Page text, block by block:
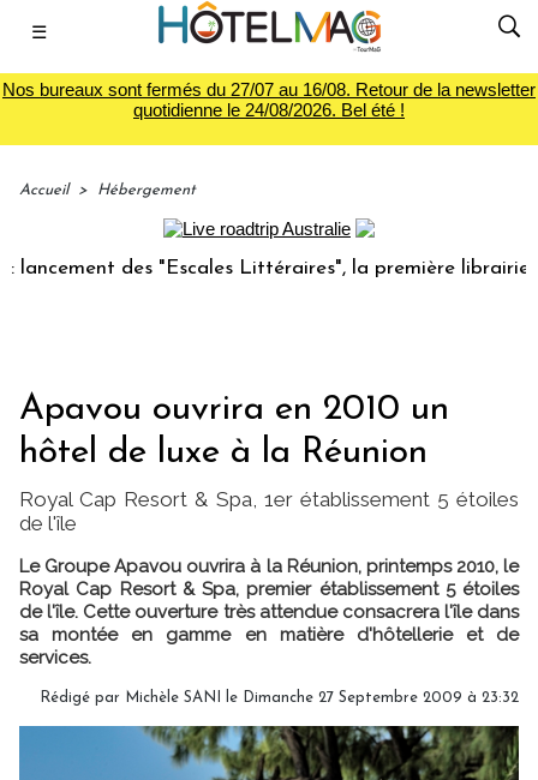
☰
Nos bureaux sont fermés du 27/07 au 16/08. Retour de la newsletter
quotidienne le 24/08/2026. Bel été !
Accueil > Hébergement
des "Escales Littéraires", la première librairie du
Apavou ouvrira en 2010 un
hôtel de luxe à la Réunion
Royal Cap Resort & Spa, 1er établissement 5 étoiles
de l'île
Le Groupe Apavou ouvrira à la Réunion, printemps 2010, le
Royal Cap Resort & Spa, premier établissement 5 étoiles
de l'île. Cette ouverture très attendue consacrera l'île dans
sa montée en gamme en matière d'hôtellerie et de
services.
Rédigé par Michèle SANI le Dimanche 27 Septembre 2009 à 23:32